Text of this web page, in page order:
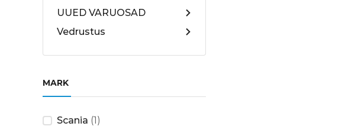
UUED VARUOSAD
Vedrustus
MARK
Scania (1)